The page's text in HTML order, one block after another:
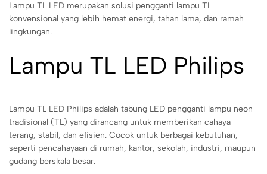
Lampu TL LED merupakan solusi pengganti lampu TL
konvensional yang lebih hemat energi, tahan lama, dan ramah
lingkungan.
Lampu TL LED Philips
Lampu TL LED Philips adalah tabung LED pengganti lampu neon
tradisional (TL) yang dirancang untuk memberikan cahaya
terang, stabil, dan efisien. Cocok untuk berbagai kebutuhan,
seperti pencahayaan di rumah, kantor, sekolah, industri, maupun
gudang berskala besar.